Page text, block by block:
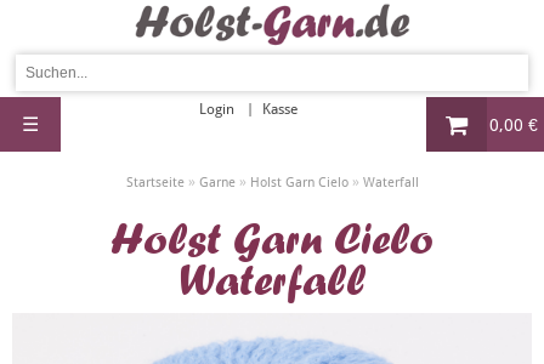
0,00 €
Login Kasse
☰
Startseite» Garne» Holst Garn Cielo» Waterfall
Holst Garn Cielo
Waterfall